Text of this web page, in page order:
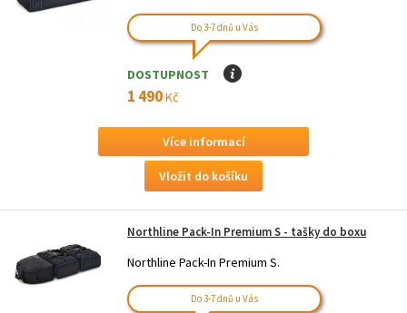
Do 3-7 dnů u Vás
DOSTUPNOST I
1 490Kč
Více informací
Northline Pack-In Premium S - tašky do boxu
Northline Pack-In Premium S.
Do 3-7 dnů u Vás